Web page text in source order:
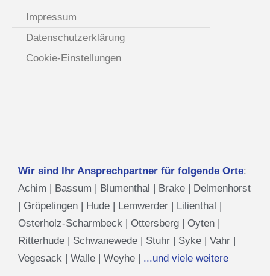
Impressum
Datenschutzerklärung
Cookie-Einstellungen
Wir sind Ihr Ansprechpartner für folgende Orte:
Achim | Bassum | Blumenthal | Brake | Delmenhorst
| Gröpelingen | Hude | Lemwerder | Lilienthal |
Osterholz-Scharmbeck | Ottersberg | Oyten |
Ritterhude | Schwanewede | Stuhr | Syke | Vahr |
Vegesack | Walle | Weyhe | ...und viele weitere